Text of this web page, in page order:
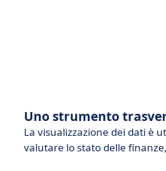
Uno strumento
La visualizzazione dei dati è
valutare lo stato delle